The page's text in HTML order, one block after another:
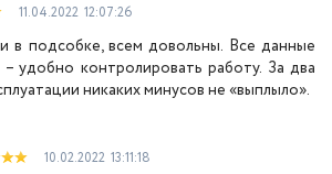
11.04.2022 12:07:26
в подсобке, всем довольны. Все данные
удобно контролировать работу. За два
никаких минусов не «выплыло».
10.02.2022 13:11:18